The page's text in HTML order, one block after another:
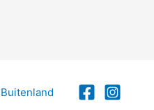
Buitenland